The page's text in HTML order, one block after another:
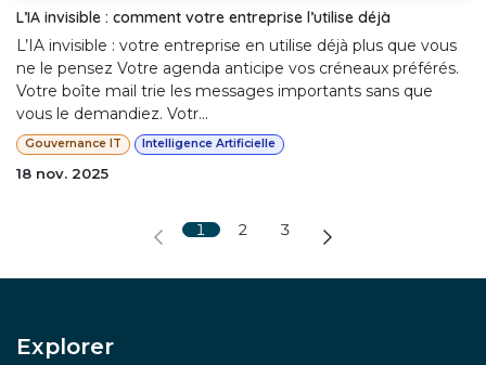
L’IA invisible : comment votre entreprise l’utilise déjà
L’IA invisible : votre entreprise en utilise déjà plus que vous
ne le pensez Votre agenda anticipe vos créneaux préférés.
Votre boîte mail trie les messages importants sans que
vous le demandiez. Votr...
Gouvernance IT Intelligence Artificielle
18 nov. 2025
1 2 3
Explor​er